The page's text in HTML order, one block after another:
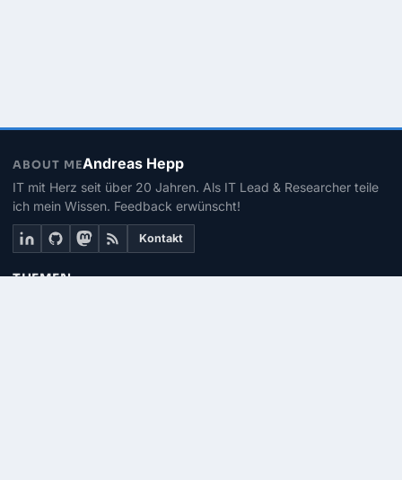
ABOUT MEAndreas Hepp
IT mit Herz seit über 20 Jahren. Als IT Lead & Researcher teile
ich mein Wissen. Feedback erwünscht!
Kontakt
THEMEN